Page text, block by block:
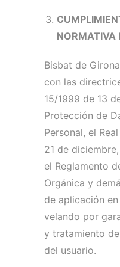
NORMATIVA
Bisbat de
con las
15/1999 de 13
Protección de
Personal, el
21 de
el Reglamento
Orgánica y
de aplicación
velando por
y tratamiento
del usuario.